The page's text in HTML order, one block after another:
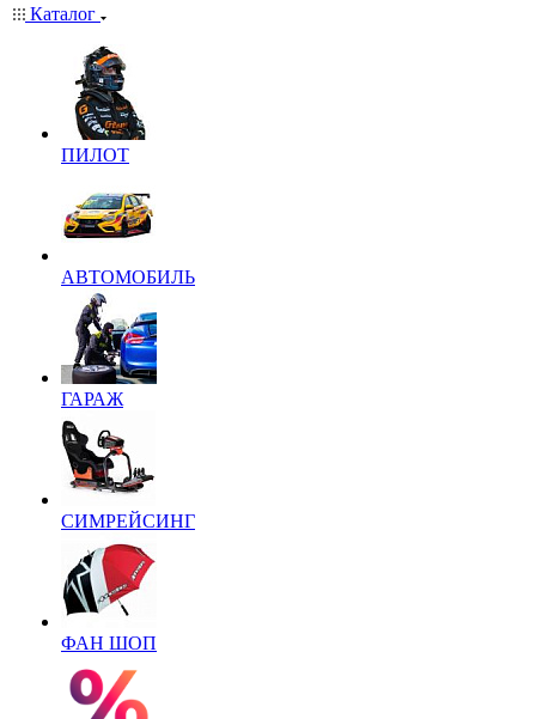
Каталог
ПИЛОТ
АВТОМОБИЛЬ
ГАРАЖ
СИМРЕЙСИНГ
ФАН ШОП